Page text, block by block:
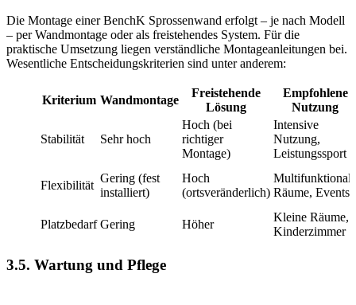
Die Montage einer BenchK Sprossenwand erfolgt – je nach Modell
– per Wandmontage oder als freistehendes System. Für die
praktische Umsetzung liegen verständliche Montageanleitungen bei.
Wesentliche Entscheidungskriterien sind unter anderem:
Kriterium Wandmontage
Freistehende
Lösung
Empfohlene
Nutzung
Stabilität Sehr hoch
Hoch (bei
richtiger
Montage)
Intensive
Nutzung,
Leistungssport
Flexibilität
Gering (fest
installiert)
Hoch
(ortsveränderlich)
Multifunktionale
Räume, Events
Platzbedarf Gering Höher
Kleine Räume,
Kinderzimmer
3.5. Wartung und Pflege